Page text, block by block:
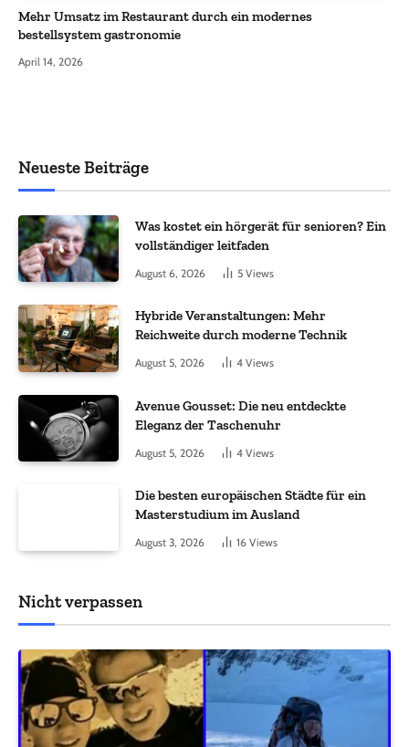
Mehr Umsatz im Restaurant durch ein modernes
bestellsystem gastronomie
April 14, 2026
Neueste Beiträge
Was kostet ein hörgerät für senioren? Ein
vollständiger leitfaden
August 6, 2026 5 Views
Hybride Veranstaltungen: Mehr
Reichweite durch moderne Technik
August 5, 2026 4 Views
Avenue Gousset: Die neu entdeckte
Eleganz der Taschenuhr
August 5, 2026 4 Views
Die besten europäischen Städte für ein
Masterstudium im Ausland
August 3, 2026 16 Views
Nicht verpassen